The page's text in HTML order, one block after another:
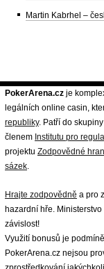
Martin Kabrhel –
PokerArena.cz je
legálních online casin,
republiky. Patří do
členem Institutu pro
projektu Zodpovědné
sázek
Hrajte zodpovědně a pro
hazardní hře.
závislost!
Využití bonusů je
PokerArena.cz nejsou